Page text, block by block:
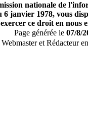
nationale de
janvier 1978, vous
ce droit en
Page générée le 07/8/
et Rédacteur